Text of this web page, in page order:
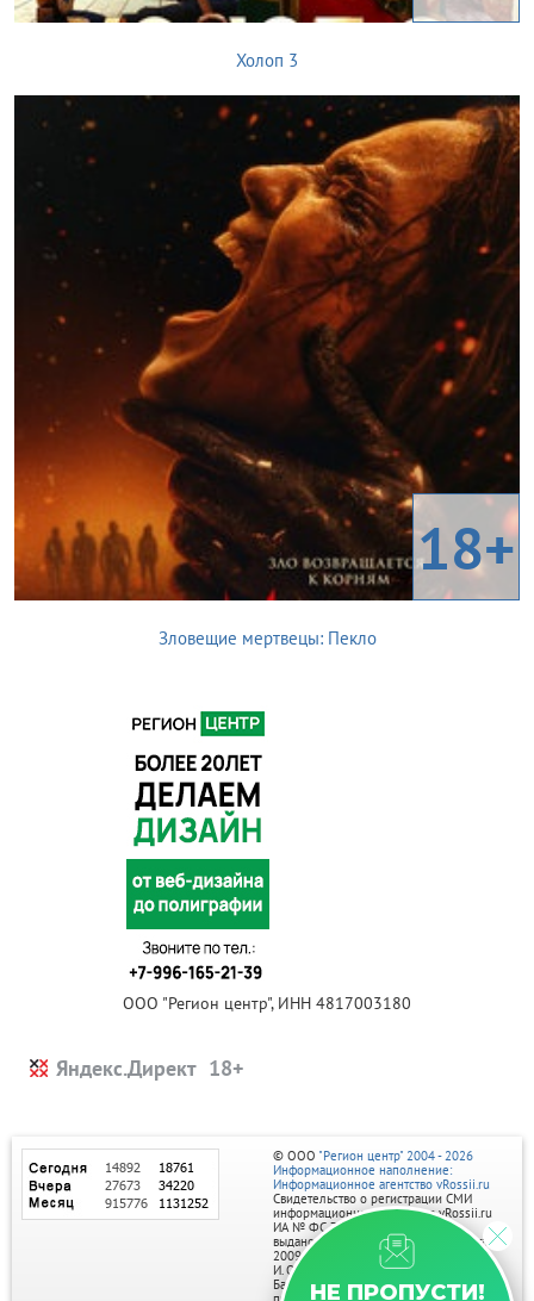
Холоп 3
18+
Зловещие мертвецы: Пекло
ООО "Регион центр", ИНН 4817003180
Яндекс.Директ
НЕ ПРОПУСТИ!
© ООО "Регион центр" 2004 - 2026
Информационное наполнение:
Информационное агентство vRossii.ru
Свидетельство о регистрации СМИ
информационного агентства vRossii.ru
ИА № ФС 77‑35502
выдано РОСКОМНАДЗОРом 04 марта
2009г.
И. О. Главного редактора Нарыков А. Н.
Баннеры на портале размещаются на